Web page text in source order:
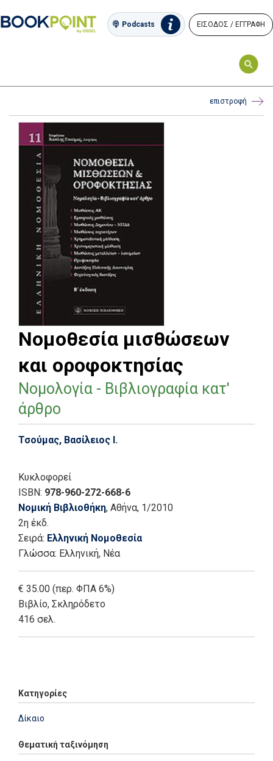
Podcasts ΕΙΣΟΔΟΣ / ΕΓΓΡΑΦΗ
επιστροφή
Νομοθεσία μισθώσεων
και οροφοκτησίας
Νομολογία - Βιβλιογραφία κατ'
άρθρο
Τσούμας, Βασίλειος Ι.
Κυκλοφορεί
ISBN: 978-960-272-668-6
Νομική Βιβλιοθήκη, Αθήνα, 1/2010
2η έκδ.
Σειρά: Ελληνική Νομοθεσία
Γλώσσα: Ελληνική, Νέα
€ 35.00 (περ. ΦΠΑ 6%)
Βιβλίο, Σκληρόδετο
416 σελ.
Κατηγορίες
Δίκαιο
Θεματική ταξινόμηση